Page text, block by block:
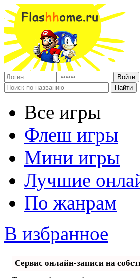
Все игры
Флеш игры
Мини игры
Лучшие
По жанрам
В избранное
Сервис онлайн-записи на